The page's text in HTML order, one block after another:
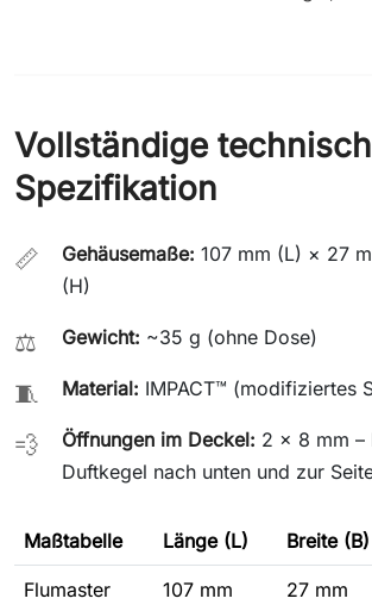
Vollständige
Spezifikation
📏 Gehäusemaße: 107 mm (L) × 27
(H)
⚖️ Gewicht: ~35 g (ohne Dose)
🧵 Material: IMPACT™ (modifiziertes
💨 Öffnungen im Deckel: 2 × 8 mm –
Duftkegel nach unten und zur
Maßtabelle Länge (L) Breite (B)
Flumaster 107 mm 27 mm